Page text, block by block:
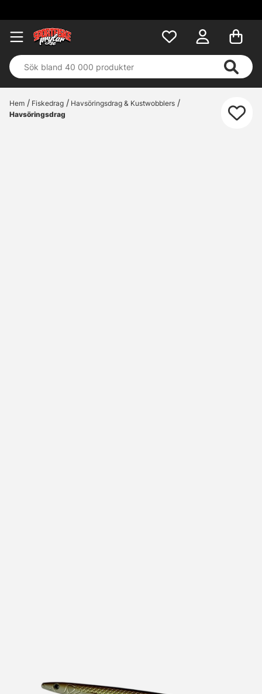
Hem Fiskedrag
Havsöringsdrag & Kustwobblers
Havsöringsdrag